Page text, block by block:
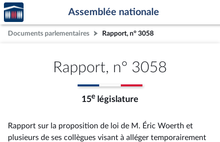
Aller au contenu
Aller en bas de la page
Accèder
à la
page
d'accueil
Assemblée nationale
Documents parlementaires Rapport, n° 3058
Rapport, n° 3058
15e législature
Rapport sur la proposition de loi de M. Éric Woerth et
plusieurs de ses collègues visant à alléger temporairement